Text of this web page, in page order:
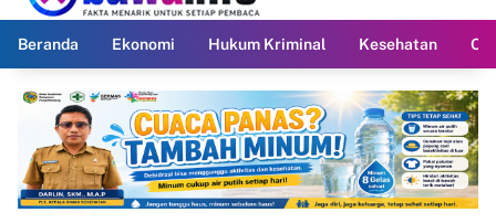
Beranda Ekonomi Hukum Kriminal Kesehatan